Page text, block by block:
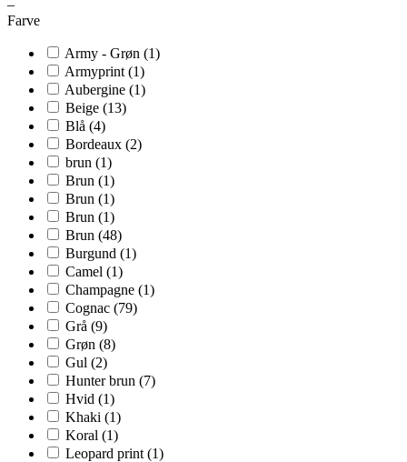
–
Farve
Army - Grøn (1)
Armyprint (1)
Aubergine (1)
Beige (13)
Blå (4)
Bordeaux (2)
brun (1)
Brun (1)
Brun (1)
Brun (1)
Brun (48)
Burgund (1)
Camel (1)
Champagne (1)
Cognac (79)
Grå (9)
Grøn (8)
Gul (2)
Hunter brun (7)
Hvid (1)
Khaki (1)
Koral (1)
Leopard print (1)